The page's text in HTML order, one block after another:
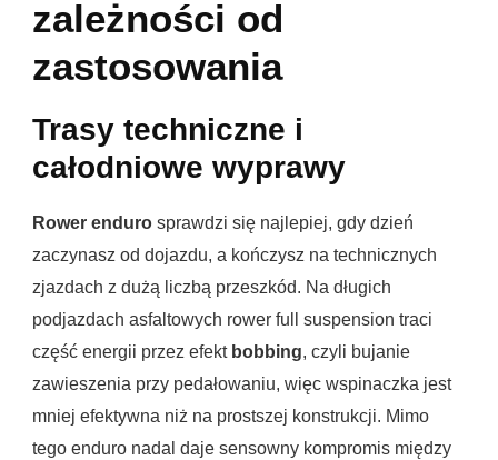
zależności od
zastosowania
Trasy techniczne i
całodniowe wyprawy
Rower enduro sprawdzi się najlepiej, gdy dzień
zaczynasz od dojazdu, a kończysz na technicznych
zjazdach z dużą liczbą przeszkód. Na długich
podjazdach asfaltowych rower full suspension traci
część energii przez efekt bobbing, czyli bujanie
zawieszenia przy pedałowaniu, więc wspinaczka jest
mniej efektywna niż na prostszej konstrukcji. Mimo
tego enduro nadal daje sensowny kompromis między